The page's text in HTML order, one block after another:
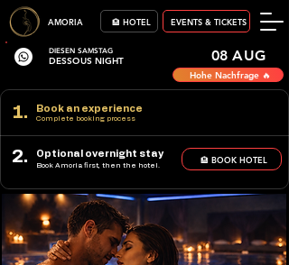
AMORIA 🏨 HOTEL EVENTS & TICKETS
DIESEN SAMSTAG
DESSOUS NIGHT 08 AUG
Hohe Nachfrage 🔥
1. Book an experience
Complete booking process
2. Optional overnight stay
Book Amoria first, then the hotel.
🏨 BOOK HOTEL